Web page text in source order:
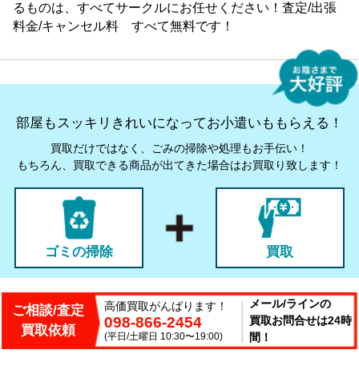
るものは、すべてサークルにお任せください！査定/出張
料金/キャンセル料 すべて無料です！
部屋もスッキリきれいになってお小遣いももらえる！
買取だけではなく、ごみの掃除や処理もお手伝い！
もちろん、買取できる商品が出てきた場合はお買取り致します！
ゴミの掃除 買取
ご相談/査定
買取依頼
高価買取がんばります！
098-866-2454
(平日/土曜日 10:30〜19:00)
メール/ラインの
買取お問合せは24時
間！